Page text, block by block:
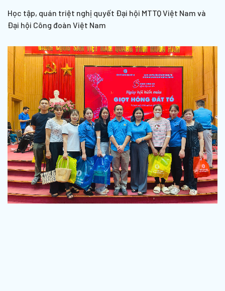
Học tập, quán triệt nghị quyết Đại hội MTTQ Việt Nam và
Đại hội Công đoàn Việt Nam